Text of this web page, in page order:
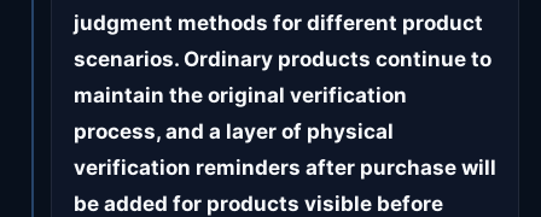
judgment methods for different product
scenarios. Ordinary products continue to
maintain the original verification
process, and a layer of physical
verification reminders after purchase will
be added for products visible before